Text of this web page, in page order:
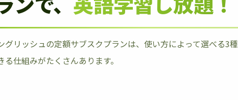
グリッシュの定額サブスクプランは、使い方によって選べる3
仕組みがたくさんあります。